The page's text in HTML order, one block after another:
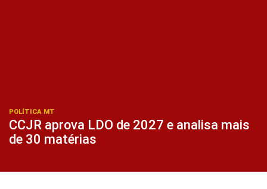
POLÍTICA MT
CCJR aprova LDO de 2027 e analisa mais
de 30 matérias